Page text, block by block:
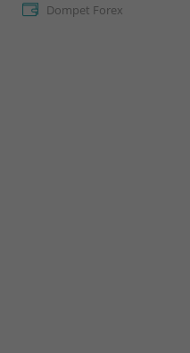
Dompet Forex